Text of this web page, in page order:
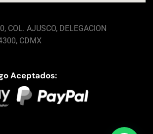
COL. AJUSCO, DELEGACION
CDMX
Aceptados: